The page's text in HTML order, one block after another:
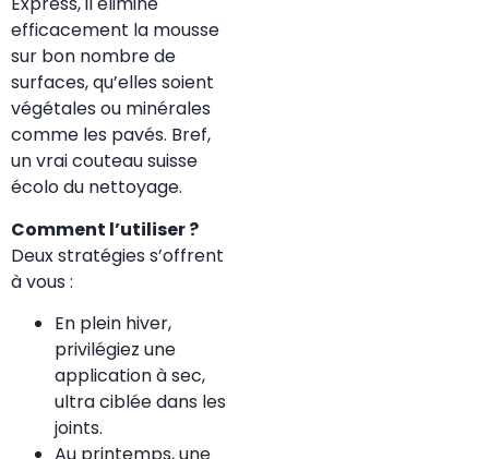
efficacement la mousse
sur bon nombre de
surfaces, qu’elles soient
végétales ou minérales
comme les pavés. Bref,
un vrai couteau suisse
écolo du nettoyage.
Comment l’utiliser ?
Deux stratégies s’offrent
à vous :
En plein hiver,
privilégiez une
application à sec,
ultra ciblée dans les
joints.